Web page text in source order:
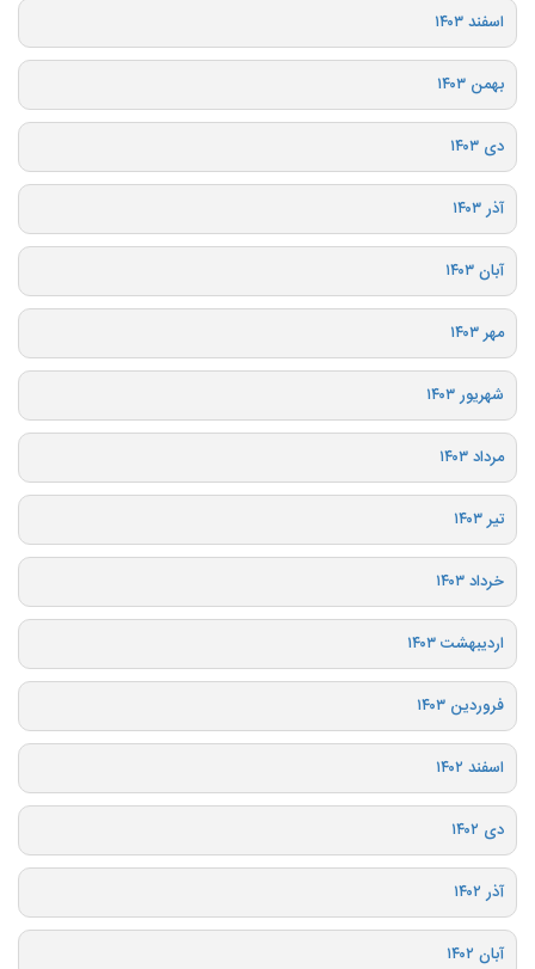
اسفند ۱۴۰۳
بهمن ۱۴۰۳
دی ۱۴۰۳
آذر ۱۴۰۳
آبان ۱۴۰۳
مهر ۱۴۰۳
شهریور ۱۴۰۳
مرداد ۱۴۰۳
تیر ۱۴۰۳
خرداد ۱۴۰۳
اردیبهشت ۱۴۰۳
فروردین ۱۴۰۳
اسفند ۱۴۰۲
دی ۱۴۰۲
آذر ۱۴۰۲
آبان ۱۴۰۲